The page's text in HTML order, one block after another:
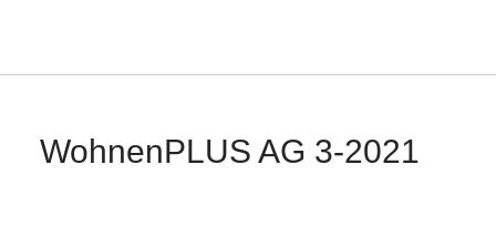
WohnenPLUS AG 3-2021